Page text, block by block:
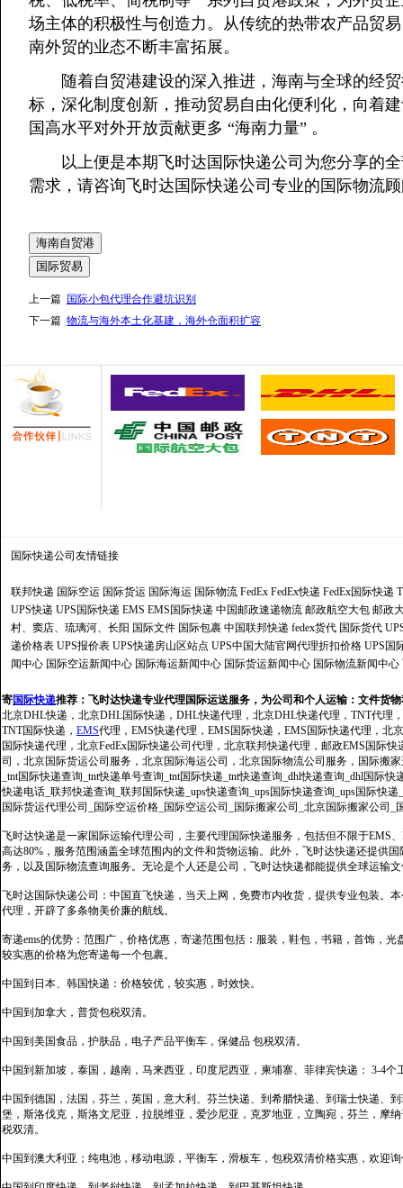
场主体的积极性与创造力。从传统的热带农产品贸
南外贸的业态不断丰富拓展。
随着自贸港建设的深入推进，海南与全球的经贸
标，深化制度创新，推动贸易自由化便利化，向着
国高水平对外开放贡献更多 “海南力量” 。
以上便是本期飞时达国际快递公司为您分享的全
需求，请咨询飞时达国际快递公司专业的国际物流
海南自贸港
国际贸易
上一篇 国际小包代理合作避坑识别
下一篇 物流与海外本土化基建，海外仓面积扩容
国际快递公司 友情链接
联邦快递 国际空运 国际货运 国际海运 国际物流 FedEx FedEx快递 FedEx国际快递
UPS快递 UPS国际快递 EMS EMS国际快递 中国邮政速递物流 邮政航空大包 邮政
村、窦店、琉璃河、长阳 国际文件 国际包裹 中国联邦快递 fedex货代 国际货代
递价格表 UPS报价表 UPS快递房山区站点 UPS中国大陆官网代理折扣价格 UPS国
闻中心 国际空运新闻中心 国际海运新闻中心 国际货运新闻中心 国际物流新闻中心
寄国际快递推荐： 飞时达快递专业代理国际运送服务，为公司和个人运输：文件货
北京DHL快递，北京DHL国际快递，DHL快递代理，北京DHL快递代理，TNT代理
TNT国际快递， EMS代理，EMS快递代理，EMS国际快递，EMS国际快递代理，北
国际快递代理，北京FedEx国际快递公司代理，北京联邦快递代理，邮政EMS国际
司，北京国际货运公司服务，北京国际海运公司，北京国际物流公司服务，国际搬
_tnt国际快递查询_tnt快递单号查询_tnt国际快递_tnt快递查询_dhl快递查询_dhl国际
快递电话_联邦快递查询_联邦国际快递_ups快递查询_ups国际快递查询_ups国际快
国际货运代理公司_国际空运价格_国际空运公司_国际搬家公司_北京国际搬家公司_
飞时达快递是一家国际运输代理公司，主要代理国际快递服务，包括但不限于EMS
高达80%，服务范围涵盖全球范围内的文件和货物运输。此外，飞时达快递还提供
务，以及国际物流查询服务。无论是个人还是公司，飞时达快递都能提供全球运输
飞时达国际快递公司：中国直飞快递，当天上网，免费市内收货，提供专业包装。
代理，开辟了多条物美价廉的航线。
寄递ems的优势：范围广，价格优惠，寄递范围包括：服装，鞋包，书籍，首饰，
较实惠的价格为您寄递每一个包裹。
中国到日本、韩国快递：价格较优，较实惠，时效快。
中国到加拿大，普货包税双清。
中国到美国食品，护肤品，电子产品平衡车，保健品 包税双清。
中国到新加坡，泰国，越南，马来西亚，印度尼西亚，柬埔寨、菲律宾快递： 3-4个
中国到德国，法国，芬兰，英国，意大利、芬兰快递、到希腊快递、到瑞士快递、
堡，斯洛伐克，斯洛文尼亚，拉脱维亚，爱沙尼亚，克罗地亚，立陶宛，芬兰，摩
税双清。
中国到澳大利亚；纯电池，移动电源，平衡车，滑板车，包税双清价格实惠，欢迎